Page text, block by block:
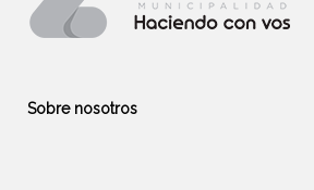
Sobre nosotros